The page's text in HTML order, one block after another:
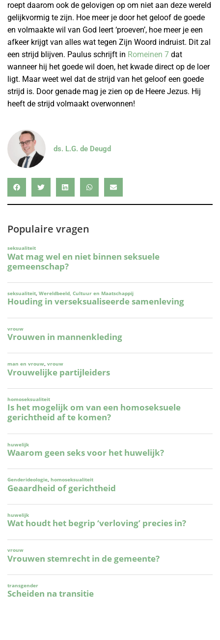
roept daarom ook de gelovigen op om niet aan deze wereld
gelijkvormig te zijn. Hoe meer je door het geloof de goede
en volmaakte wil van God leert ‘proeven’, hoe meer je een
afkeer krijgt van alles wat tegen Zijn Woord indruist. Dit zal
een strijd blijven. Paulus schrijft in Romeinen 7 dat
wanneer hij het goede wil doen, het kwade direct op de loer
ligt. Maar weet wel dat de strijd van het geloof een goede
strijd is. Door genade mag je zien op de Heere Jezus. Hij
heeft de strijd volmaakt overwonnen!
ds. L.G. de Deugd
Populaire vragen